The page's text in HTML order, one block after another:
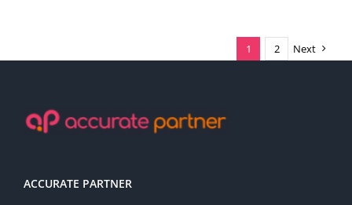
1 2 Next
ACCURATE PARTNER